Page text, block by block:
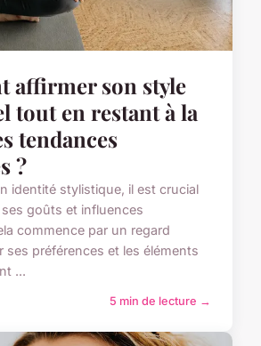
affirmer son style
tout en restant à la
tendances
?
identité stylistique, il est crucial
goûts et influences
commence par un regard
ses préférences et les éléments
...
5 min de lecture →